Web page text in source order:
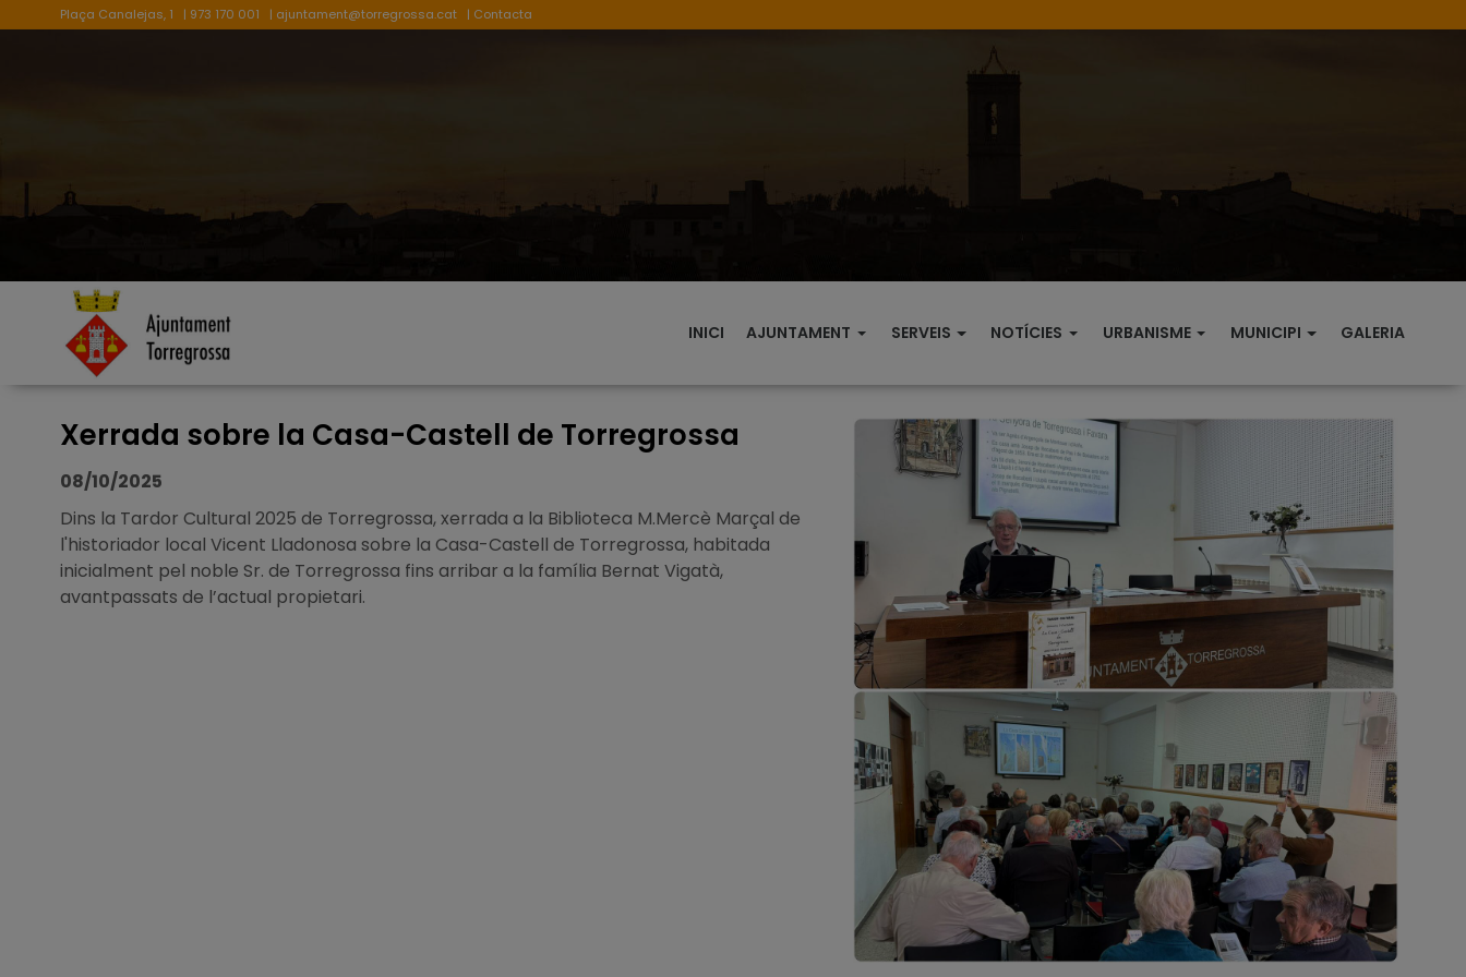
Plaça Canalejas, 1 | 973 170 001 | ajuntament@torregrossa.cat | Contacta
INICI AJUNTAMENT SERVEIS NOTÍCIES URBANISME MUNICIPI GALERIA
Xerrada sobre la Casa-Castell de Torregrossa
08/10/2025
Dins la Tardor Cultural 2025 de Torregrossa, xerrada a la Biblioteca M.Mercè Marçal de
l'historiador local Vicent Lladonosa sobre la Casa-Castell de Torregrossa, habitada
inicialment pel noble Sr. de Torregrossa fins arribar a la família Bernat Vigatà,
avantpassats de l’actual propietari.